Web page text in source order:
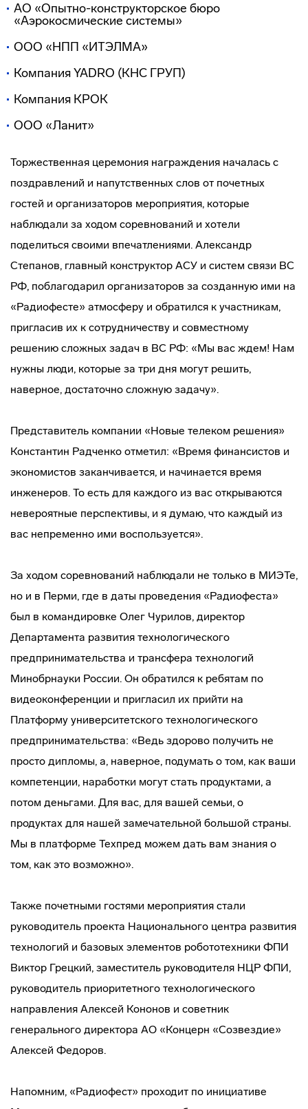
АО «Опытно-конструкторское бюро
«Аэрокосмические системы»
ООО «НПП «ИТЭЛМА»
Компания YADRO (КНС ГРУП)
Компания КРОК
ООО «Ланит»
Торжественная церемония награждения началась с
поздравлений и напутственных слов от почетных
гостей и организаторов мероприятия, которые
наблюдали за ходом соревнований и хотели
поделиться своими впечатлениями. Александр
Степанов, главный конструктор АСУ и систем связи ВС
РФ, поблагодарил организаторов за созданную ими на
«Радиофесте» атмосферу и обратился к участникам,
пригласив их к сотрудничеству и совместному
решению сложных задач в ВС РФ: «Мы вас ждем! Нам
нужны люди, которые за три дня могут решить,
наверное, достаточно сложную задачу».
Представитель компании «Новые телеком решения»
Константин Радченко отметил: «Время финансистов и
экономистов заканчивается, и начинается время
инженеров. То есть для каждого из вас открываются
невероятные перспективы, и я думаю, что каждый из
вас непременно ими воспользуется».
За ходом соревнований наблюдали не только в МИЭТе,
но и в Перми, где в даты проведения «Радиофеста»
был в командировке Олег Чурилов, директор
Департамента развития технологического
предпринимательства и трансфера технологий
Минобрнауки России. Он обратился к ребятам по
видеоконференции и пригласил их прийти на
Платформу университетского технологического
предпринимательства: «Ведь здорово получить не
просто дипломы, а, наверное, подумать о том, как ваши
компетенции, наработки могут стать продуктами, а
потом деньгами. Для вас, для вашей семьи, о
продуктах для нашей замечательной большой страны.
Мы в платформе Техпред можем дать вам знания о
том, как это возможно».
Также почетными гостями мероприятия стали
руководитель проекта Национального центра развития
технологий и базовых элементов робототехники ФПИ
Виктор Грецкий, заместитель руководителя НЦР ФПИ,
руководитель приоритетного технологического
направления Алексей Кононов и советник
генерального директора АО «Концерн «Созвездие»
Алексей Федоров.
Напомним, «Радиофест» проходит по инициативе